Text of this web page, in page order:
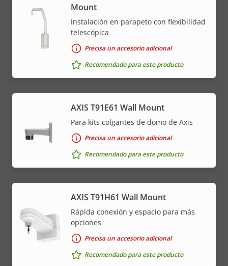
Mount
Instalación en parapeto con flexibilidad
telescópica
Precisa un accesorio adicional
Recomendado para este producto
AXIS T91E61 Wall Mount
Para kits colgantes de domo de Axis
Precisa un accesorio adicional
Recomendado para este producto
AXIS T91H61 Wall Mount
Rápida conexión y espacio para más
opciones
Precisa un accesorio adicional
Recomendado para este producto